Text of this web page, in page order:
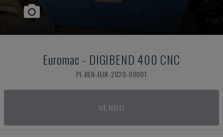
Euromac - DIGIBEND 400 CNC
PL-BEN-EUR-2020-00001
VENDU